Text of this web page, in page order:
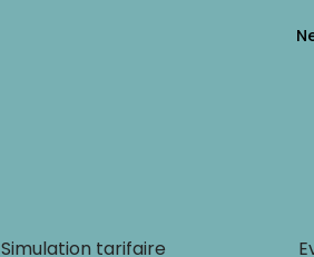
Simulation tarifaire